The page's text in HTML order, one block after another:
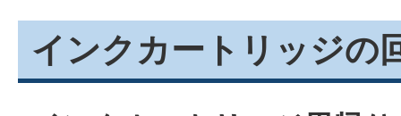
インクカートリッジの